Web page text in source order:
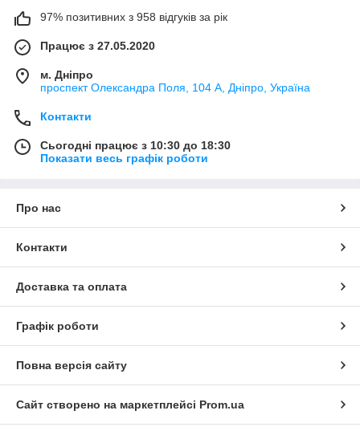
97% позитивних з 958 відгуків за рік
Працює з 27.05.2020
м. Дніпро
проспект Олександра Поля, 104 А, Дніпро, Україна
Контакти
Сьогодні працює з 10:30 до 18:30
Показати весь графік роботи
Про нас
Контакти
Доставка та оплата
Графік роботи
Повна версія сайту
Сайт створено на маркетплейсі Prom.ua